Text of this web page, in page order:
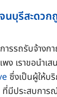
บุรีสะดวก
ารรถรับจ้างก
ง เราขอนำเ
ซึ่งเป็นผู้ให้บ
มีประสบการ